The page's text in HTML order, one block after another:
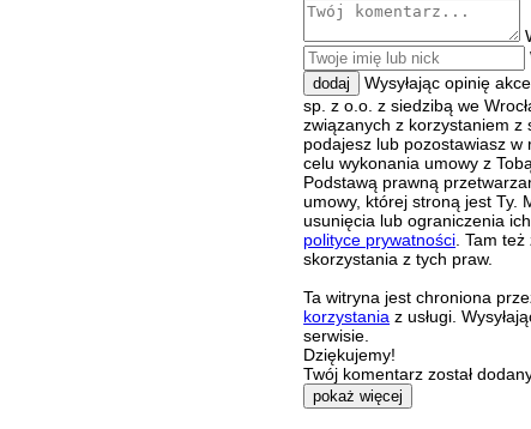
dodaj Wysyłając opinię
sp. z o.o. z siedzibą we
związanych z korzystaniem
podajesz lub pozostawiasz
celu wykonania umowy z
Podstawą prawną
umowy, której stroną jest Ty.
usunięcia lub ograniczenia
polityce prywatności . Tam
skorzystania z tych praw.
Ta witryna jest chroniona
korzystania z usługi.
serwisie.
Dziękujemy!
Twój komentarz został
pokaż więcej